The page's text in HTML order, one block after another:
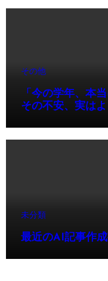
その他
「今の学年、本
その不安、実は
未分類
最近のAI記事作